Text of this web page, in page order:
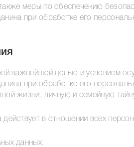
меры по обеспечению
при обработке его
важнейшей целью и условием
при обработке его
жизни, личную и семейную
в отношении всех
данных: